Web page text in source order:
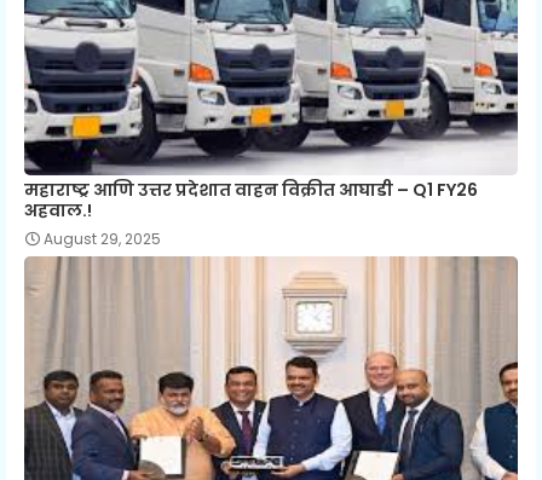
महाराष्ट्र आणि उत्तर प्रदेशात वाहन विक्रीत आघाडी – Q1 FY26
अहवाल.!
August 29, 2025